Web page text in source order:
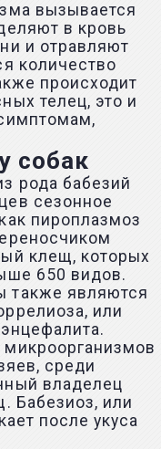
вызывается
в кровь
и отравляют
количество
происходит
телец, это и
собак
рода бабезий
сезонное
пироплазмоз
клещ, которых
650 видов.
также являются
или
среди
владелец
Бабезиоз, или
после укуса